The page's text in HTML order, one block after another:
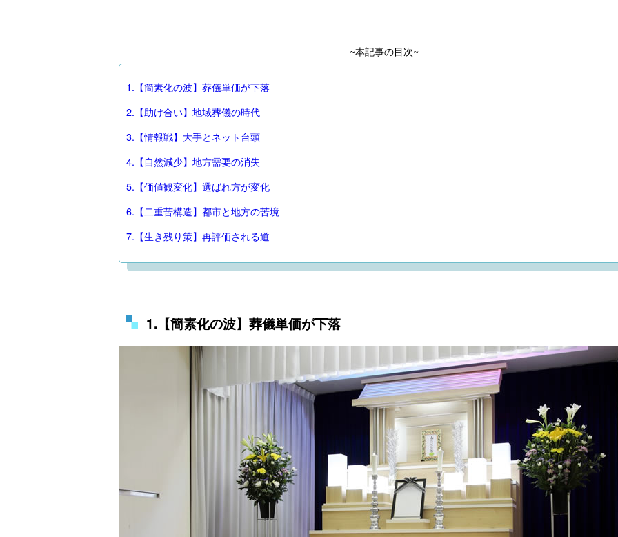
~本記事の目次~
1.【簡素化の波】葬儀単価が下落
2.【助け合い】地域葬儀の時代
3.【情報戦】大手とネット台頭
4.【自然減少】地方需要の消失
5.【価値観変化】選ばれ方が変化
6.【二重苦構造】都市と地方の苦境
7.【生き残り策】再評価される道
1.【簡素化の波】葬儀単価が下落